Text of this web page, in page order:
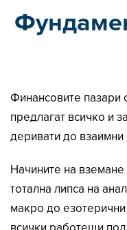
Финансовите пазари
предлагат всичко и
деривати до
Начините на
тотална липса на
макро до